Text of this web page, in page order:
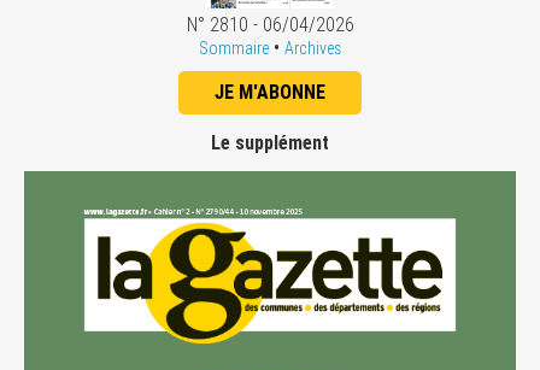
N° 2810 - 06/04/2026
Sommaire • Archives
JE M'ABONNE
Le supplément